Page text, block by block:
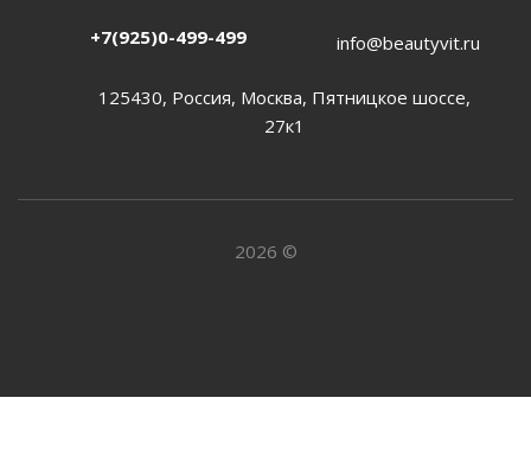
+7(925)0-499-499 info@beautyvit.ru
125430, Россия, Москва, Пятницкое шоссе,
27к1
2026 ©